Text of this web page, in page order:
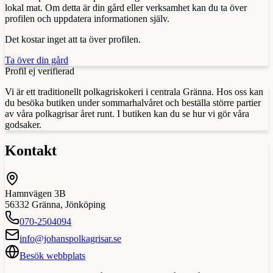
lokal mat. Om detta är din gård eller verksamhet kan du ta över
profilen och uppdatera informationen själv.
Det kostar inget att ta över profilen.
Ta över din gård
Profil ej verifierad
Vi är ett traditionellt polkagriskokeri i centrala Gränna. Hos oss kan
du besöka butiken under sommarhalvåret och beställa större partier
av våra polkagrisar året runt. I butiken kan du se hur vi gör våra
godsaker.
Kontakt
Hamnvägen 3B
56332 Gränna, Jönköping
070-2504094
info@johanspolkagrisar.se
Besök webbplats